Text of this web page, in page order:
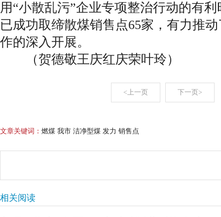
用“小散乱污”企业专项整治行动的有
已成功取缔散煤销售点65家，有力推
作的深入开展。
（贺德敬王庆红庆荣叶玲）
<上一页 下一页>
文章关键词： 燃煤 我市 洁净型煤 发力 销售点
相关阅读